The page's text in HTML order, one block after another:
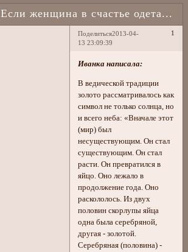
Если женщина в счастье одета...
Поделиться 1
2013-04-
13 23:09:39
Иванка написала:
В ведической традиции
золото рассматривалось как
символ не только солнца, но
и всего неба: «Вначале этот
(мир) был
несуществующим. Он стал
существующим. Он стал
расти. Он превратился в
яйцо. Оно лежало в
продолжение года. Оно
раскололось. Из двух
половин скорлупы яйца
одна была серебряной,
другая - золотой.
Серебряная (половина) -